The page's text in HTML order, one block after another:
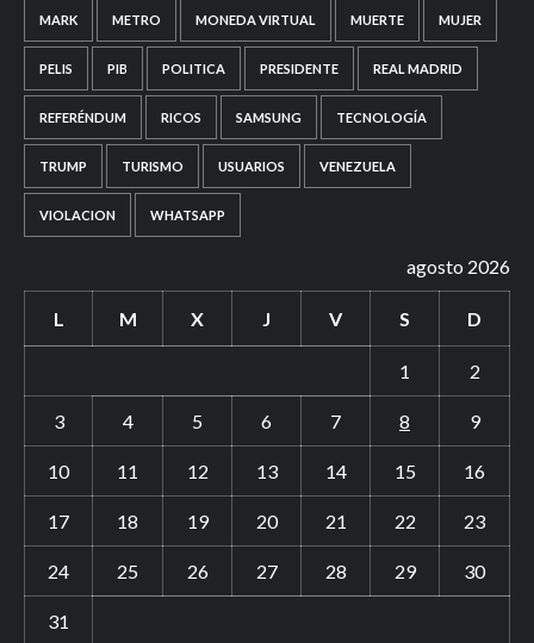
MARK METRO MONEDA VIRTUAL MUERTE MUJER
PELIS PIB POLITICA PRESIDENTE REAL MADRID
REFERÉNDUM RICOS SAMSUNG TECNOLOGÍA
TRUMP TURISMO USUARIOS VENEZUELA
VIOLACION WHATSAPP
agosto 2026
L M X J V S D
1 2
3 4 5 6 7 8 9
10 11 12 13 14 15 16
17 18 19 20 21 22 23
24 25 26 27 28 29 30
31